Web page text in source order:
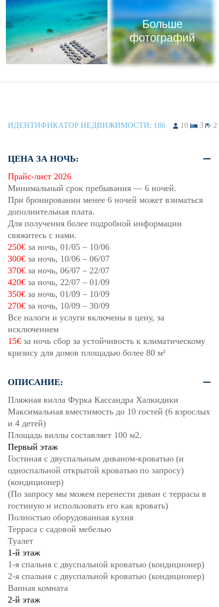
Больше
фотографий
ИДЕНТИФИКАТОР НЕДВИЖИМОСТИ: 186 10 3 2
ЦЕНА ЗА НОЧЬ:
Прайс-лист 2026
Минимальный срок пребывания — 6 ночей.
При бронировании менее 6 ночей может взиматься
дополнительная плата.
Для получения более подробной информации
свяжитесь с нами.
250€ за ночь, 01/05 – 10/06
300€ за ночь, 10/06 – 06/07
370€ за ночь, 06/07 – 22/07
420€ за ночь, 22/07 – 01/09
350€ за ночь, 01/09 – 10/09
270€ за ночь, 10/09 – 30/09
Все налоги и услуги включены в цену, за
исключением
15€ за ночь сбор за устойчивость к климатическому
кризису для домов площадью более 80 м²
ОПИСАНИЕ:
Пляжная вилла Фурка Кассандра Халкидики
Максимальная вместимость до 10 гостей (6 взрослых
и 4 детей)
Площадь виллы составляет 100 м2.
Первый этаж
Гостиная с двуспальным диваном-кроватью (и
односпальной открытой кроватью по запросу)
(кондиционер)
(По запросу мы можем перенести диван с террасы в
гостиную и использовать его как кровать)
Полностью оборудованная кухня
Терраса с садовой мебелью
Туалет
1-й этаж
1-я спальня с двуспальной кроватью (кондиционер)
2-я спальня с двуспальной кроватью (кондиционер)
Ванная комната
2-й этаж